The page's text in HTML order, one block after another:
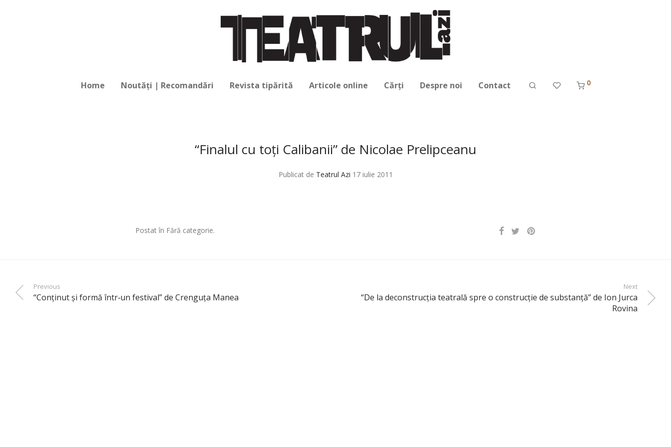
Home Noutăți | Recomandări Revista tipărită Articole online Cărți Despre noi Contact 0
“Finalul cu toţi Calibanii” de Nicolae Prelipceanu
Publicat de Teatrul Azi 17 iulie 2011
Postat în Fără categorie.
Previous
“Conţinut şi formă într‑un festival” de Crenguţa Manea
Next
“De la deconstrucţia teatrală spre o construcţie de substanţă” de Ion Jurca
Rovina